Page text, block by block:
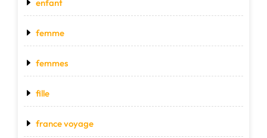
enfant
femme
femmes
fille
france voyage